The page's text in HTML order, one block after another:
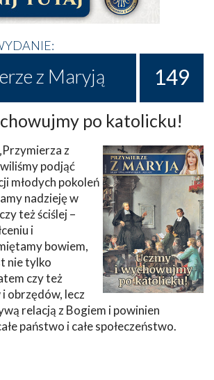
z Maryją 149
po katolicku!
z
podjąć
młodych pokoleń
nadzieję w
też ściślej –
i
bowiem,
nie tylko
czy też
obrzędów, lecz
relacją z Bogiem i powinien
państwo i całe społeczeństwo.